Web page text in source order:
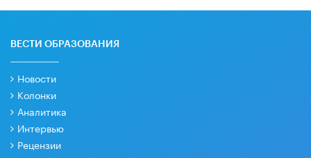
ВЕСТИ ОБРАЗОВАНИЯ
Новости
Колонки
Аналитика
Интервью
Рецензии